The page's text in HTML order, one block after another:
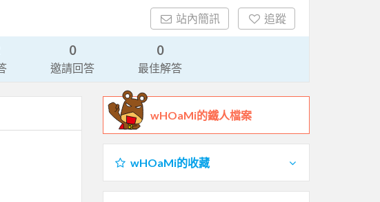
站內簡訊 追蹤
0
邀請回答
0
最佳解答
wHOaMi的鐵人檔案
wHOaMi的收藏